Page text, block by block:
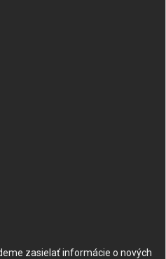
zasielať informácie o nových